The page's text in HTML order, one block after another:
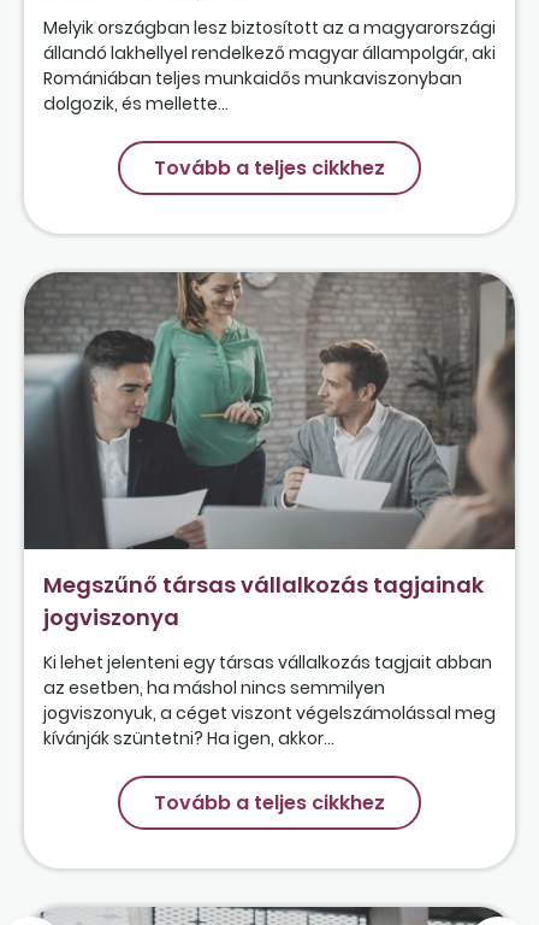
Melyik országban lesz biztosított az a magyarországi
állandó lakhellyel rendelkező magyar állampolgár, aki
Romániában teljes munkaidős munkaviszonyban
dolgozik, és mellette...
Tovább a teljes cikkhez
Megszűnő társas vállalkozás tagjainak
jogviszonya
Ki lehet jelenteni egy társas vállalkozás tagjait abban
az esetben, ha máshol nincs semmilyen
jogviszonyuk, a céget viszont végelszámolással meg
kívánják szüntetni? Ha igen, akkor...
Tovább a teljes cikkhez